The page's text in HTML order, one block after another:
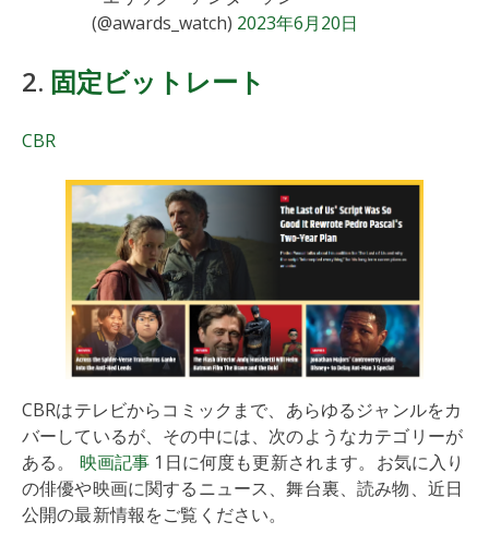
(@awards_watch) 2023年6月20日
2. 固定ビットレート
CBR
CBRはテレビからコミックまで、あらゆるジャンルをカ
バーしているが、その中には、次のようなカテゴリーが
ある。 映画記事 1日に何度も更新されます。お気に入り
の俳優や映画に関するニュース、舞台裏、読み物、近日
公開の最新情報をご覧ください。